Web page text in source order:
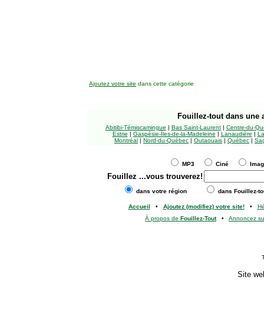
Ajoutez votre site dans cette catégorie
Fouillez-tout dans une
Abitibi-Témiscamingue | Bas Saint-Laurent| Centre-du-
Estrie | Gaspésie-Îles-de-la-Madeleine | Lanaudière |
Montréal | Nord-du-Québec | Outaouais | Québec |
MP3 Ciné
Fouillez ...vous trouverez!
dans votre région dans Fouillez-
Accueil • Ajoutez (modifiez) votre site!•
À propos de Fouillez-Tout• Annoncez
Site